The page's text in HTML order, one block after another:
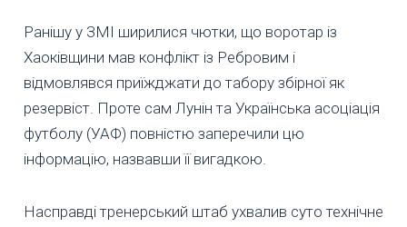
Ранішу у ЗМІ ширилися чютки, що воротар із
Хаоківщини мав конфлікт із Ребровим і
відмовлявся приїжджати до табору збірної як
резервіст. Проте сам Лунін та Українська асоціація
футболу (УАФ) повністю заперечили цю
інформацію, назвавши її вигадкою.
Насправді тренерський штаб ухвалив суто технічне